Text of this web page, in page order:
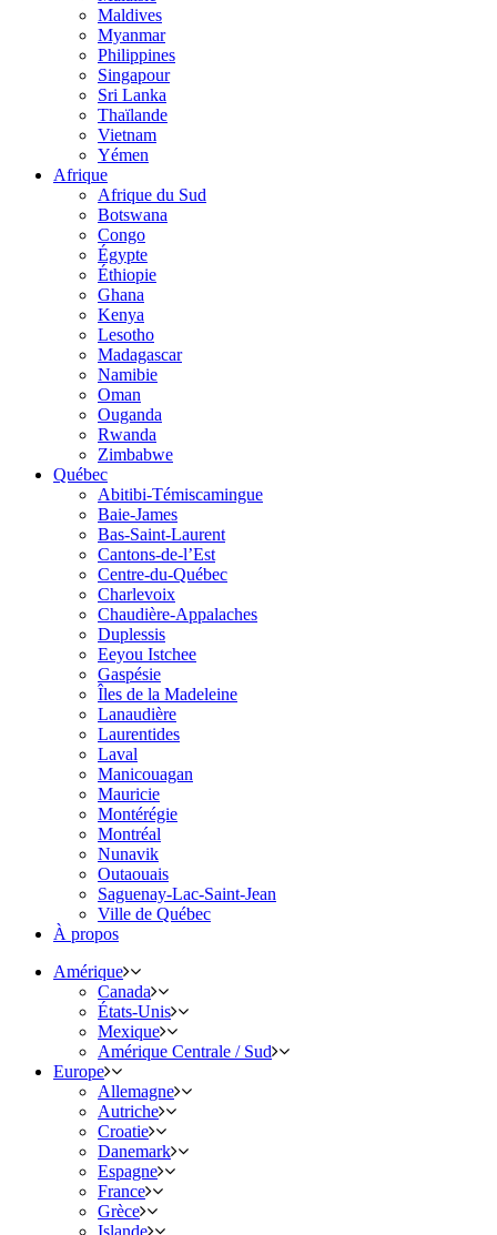
Maldives
Myanmar
Philippines
Singapour
Sri Lanka
Thaïlande
Vietnam
Yémen
Afrique
Afrique du Sud
Botswana
Congo
Égypte
Éthiopie
Ghana
Kenya
Lesotho
Madagascar
Namibie
Oman
Ouganda
Rwanda
Zimbabwe
Québec
Abitibi-Témiscamingue
Baie-James
Bas-Saint-Laurent
Cantons-de-l’Est
Centre-du-Québec
Charlevoix
Chaudière-Appalaches
Duplessis
Eeyou Istchee
Gaspésie
Îles de la Madeleine
Lanaudière
Laurentides
Laval
Manicouagan
Mauricie
Montérégie
Montréal
Nunavik
Outaouais
Saguenay-Lac-Saint-Jean
Ville de Québec
À propos
Amérique
Canada
États-Unis
Mexique
Amérique Centrale / Sud
Europe
Allemagne
Autriche
Croatie
Danemark
Espagne
France
Grèce
Islande